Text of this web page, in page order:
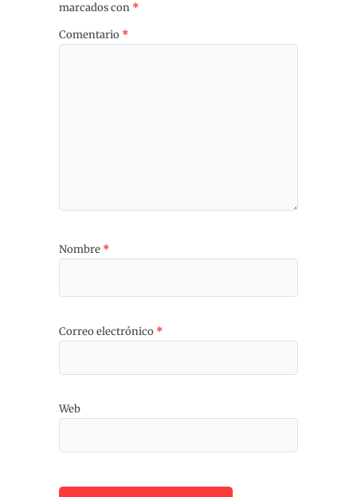
marcados con *
Comentario *
Nombre *
Correo electrónico *
Web